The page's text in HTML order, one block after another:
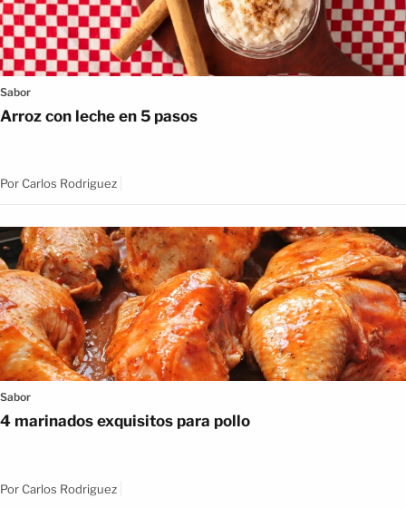
Sabor
Arroz con leche en 5 pasos
Por Carlos Rodriguez
Sabor
4 marinados exquisitos para pollo
Por Carlos Rodriguez